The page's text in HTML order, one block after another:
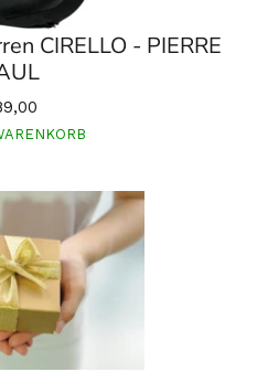
CIRELLO - PIERRE